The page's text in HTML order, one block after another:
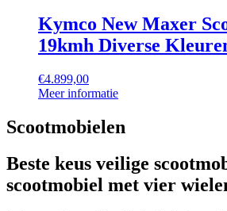
Kymco New Maxer
19kmh Diverse
€4.899,00
Meer informatie
Scootmobielen
Beste keus veilige
scootmobiel met vier